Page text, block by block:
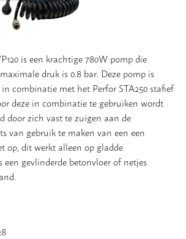
is een krachtige 780W pomp die
druk is 0.8 bar. Deze pomp is
combinatie met het Perfor STA250 stafief
deze in combinatie te gebruiken wordt
door zich vast te zuigen aan de
van gebruik te maken van een een
op, dit werkt alleen op gladde
een gevlinderde betonvloer of netjes